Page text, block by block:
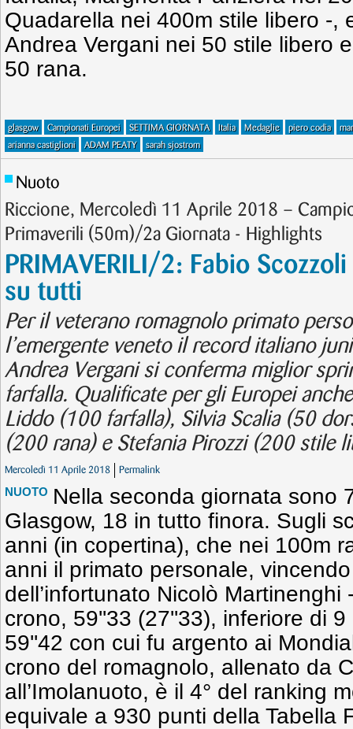
Quadarella nei 400m stile libero -,
Andrea Vergani nei 50 stile libero
50 rana.
glasgow Campionati Europei SETTIMA GIORNATA Italia Medaglie piero codia
arianna castiglioni
ADAM PEATY sarah sjostrom
Nuoto
Riccione, Mercoledì 11 Aprile 2018 –
Primaverili (50m)/2a Giornata - Highlights
PRIMAVERILI/2: Fabio
su tutti
Per il veterano romagnolo primato
l’emergente veneto il record italiano
Andrea Vergani si conferma miglior
farfalla. Qualificate per gli Europei
Liddo (100 farfalla), Silvia Scalia (50
(200 rana) e Stefania Pirozzi (200 stile
Mercoledì 11 Aprile 2018 Permalink
NUOTO Nella seconda giornata sono
Glasgow, 18 in tutto finora. Sugli
anni (in copertina), che nei 100m
anni il primato personale,
dell’infortunato Nicolò
crono, 59''33 (27''33), inferiore di
59''42 con cui fu argento ai
crono del romagnolo, allenato da
all’Imolanuoto, è il 4° del ranking
equivale a 930 punti della Tabella